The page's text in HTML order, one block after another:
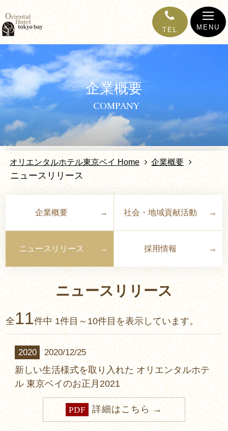
MENU
TEL
企業概要
COMPANY
オリエンタルホテル東京ベイ Home 企業概要
ニュースリリース
企業概要 社会・地域貢献活動
ニュースリリース 採用情報
ニュースリリース
全11件中 1件目～10件目を表示しています。
2020 2020/12/25
新しい生活様式を取り入れた オリエンタルホテ
ル 東京ベイのお正月2021
PDF 詳細はこちら